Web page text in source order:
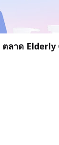
ลาด Elderly